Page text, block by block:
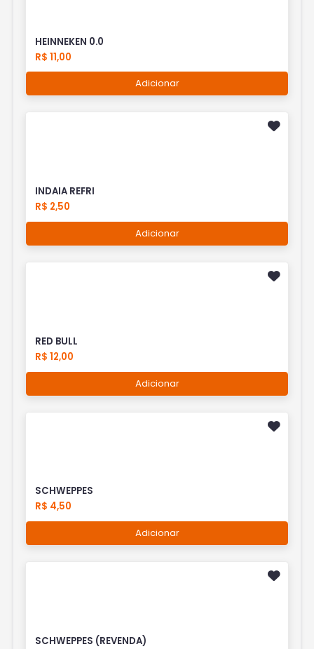
HEINNEKEN 0.0
R$ 11,00
Adicionar
INDAIA REFRI
R$ 2,50
Adicionar
RED BULL
R$ 12,00
Adicionar
SCHWEPPES
R$ 4,50
Adicionar
SCHWEPPES (REVENDA)